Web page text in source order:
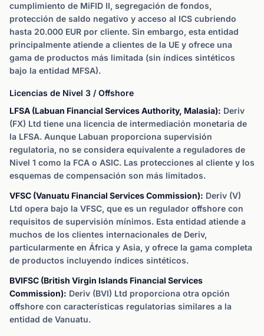
cumplimiento de MiFID II, segregación de fondos,
protección de saldo negativo y acceso al ICS cubriendo
hasta 20.000 EUR por cliente. Sin embargo, esta entidad
principalmente atiende a clientes de la UE y ofrece una
gama de productos más limitada (sin índices sintéticos
bajo la entidad MFSA).
Licencias de Nivel 3 / Offshore
LFSA (Labuan Financial Services Authority, Malasia): Deriv
(FX) Ltd tiene una licencia de intermediación monetaria de
la LFSA. Aunque Labuan proporciona supervisión
regulatoria, no se considera equivalente a reguladores de
Nivel 1 como la FCA o ASIC. Las protecciones al cliente y los
esquemas de compensación son más limitados.
VFSC (Vanuatu Financial Services Commission): Deriv (V)
Ltd opera bajo la VFSC, que es un regulador offshore con
requisitos de supervisión mínimos. Esta entidad atiende a
muchos de los clientes internacionales de Deriv,
particularmente en África y Asia, y ofrece la gama completa
de productos incluyendo índices sintéticos.
BVIFSC (British Virgin Islands Financial Services
Commission): Deriv (BVI) Ltd proporciona otra opción
offshore con características regulatorias similares a la
entidad de Vanuatu.